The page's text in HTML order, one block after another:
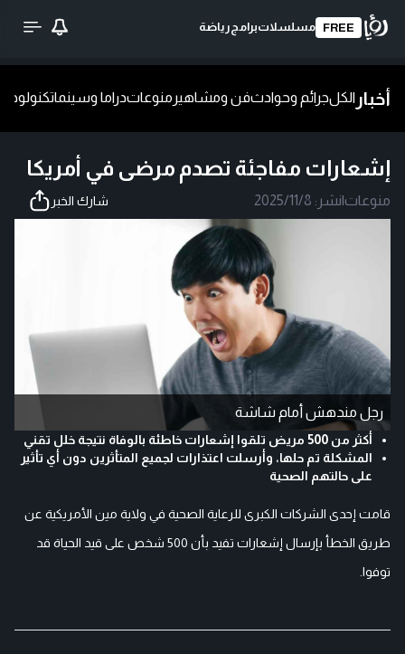
FREE مسلسلاتبرامج رياضة
أخبار الكلجرائم وحوادثفن ومشاهير منوعاتدراما وسينماتكنولوجيا
إشعارات مفاجئة تصدم مرضى في أمريكا
منوعات|نشر: 2025/11/8 شارك الخبر
رجل مندهش أمام شاشة
أكثر من 500 مريض تلقوا إشعارات خاطئة بالوفاة نتيجة خلل تقني
المشكلة تم حلها، وأرسلت اعتذارات لجميع المتأثرين دون أي تأثير
على حالتهم الصحية
قامت إحدى الشركات الكبرى للرعاية الصحية في ولاية مين الأمريكية عن
طريق الخطأ بإرسال إشعارات تفيد بأن 500 شخص على قيد الحياة قد
توفوا.